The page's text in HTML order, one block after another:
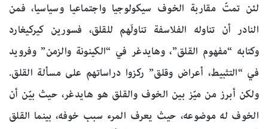
لئن تمتّ مقاربة الخوف سيكولوجيا واجتماعيا وسياسيا، فمن
النادر أن تناوله الفلاسفة تناولَهم للقلق، فسورين كيركيغارد
وكتابه “مفهوم القلق”، وهايدغر في “الكينونة والزمن” وفرويد
في “التثبيط، أعراض وقلق” ركزوا دراساتهم على مسألة القلق.
ولكن أبرز من ميّز بين الخوف والقلق هو هايدغر، حيث بيّن أن
الخوف له موضوعه، حيث يعرف المرء سبب خوفه، بينما القلق